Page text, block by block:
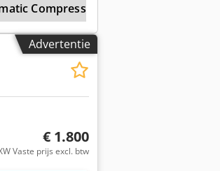
Compressor
Advertentie
€ 1.800
Vaste prijs excl. btw